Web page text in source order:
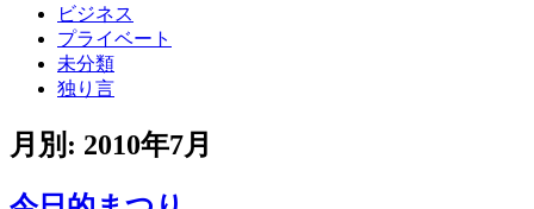
ビジネス
プライベート
未分類
独り言
月別: 2010年7月